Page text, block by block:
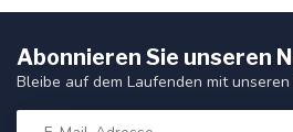
Abonnieren Sie unseren
Bleibe auf dem Laufenden mit